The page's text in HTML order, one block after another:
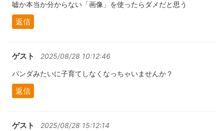
嘘か本当か分からない「画像」を使ったらダメだと思う
返信
ゲスト 2025/08/28 10:12:46
パンダみたいに子育てしなくなっちゃいませんか？
返信
ゲスト 2025/08/28 15:12:14